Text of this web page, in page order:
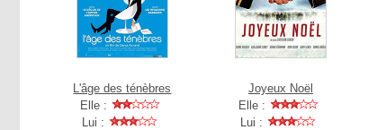
L'âge des ténèbres
Elle :
Lui :
Joyeux Noël
Elle :
Lui :